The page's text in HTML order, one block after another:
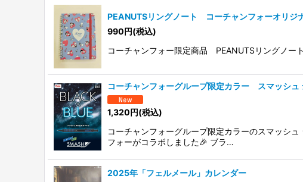
PEANUTSリングノート コーチャンフォーオリジ
990円(税込)
コーチャンフォー限定商品 PEANUTSリングノー
コーチャンフォーグループ限定カラー スマッシ
1,320円(税込)
コーチャンフォーグループ限定カラーのスマッシ
フォーがコラボしました🎉 ブラ…
2025年「フェルメール」カレンダー